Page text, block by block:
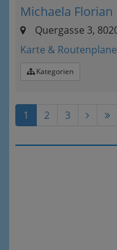
Michaela Florian
Quergasse 3,
Karte &
Kategorien
1 2 3